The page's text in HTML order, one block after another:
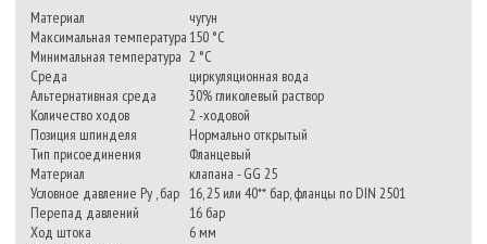
Материал
чугун
Максимальная температура 150 °C
Минимальная температура 2 °C
Среда
циркуляционная вода
Альтернативная среда
30% гликолевый раствор
Количество ходов
2 -ходовой
Позиция шпинделя
Нормально открытый
Тип присоединения
Фланцевый
Материал
клапана - GG 25
Условное давление Ру , бар 16, 25 или 40** бар, фланцы по DIN 2501
Перепад давлений
16 бар
Ход штока
6 мм